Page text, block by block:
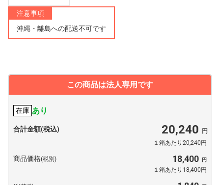
注意事項
沖縄・離島への配送不可です
この商品は法人専用です
在庫 あり
合計金額(税込) 20,240
１箱あたり20,240円
商品価格(税別) 18,400
１箱あたり18,400円